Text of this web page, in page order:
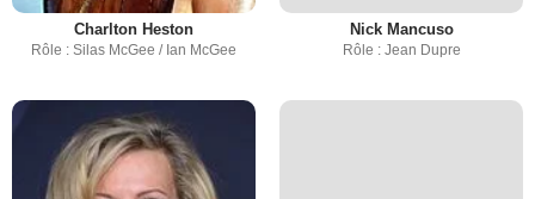
Charlton Heston
Rôle : Silas McGee / Ian McGee
Nick Mancuso
Rôle : Jean Dupre